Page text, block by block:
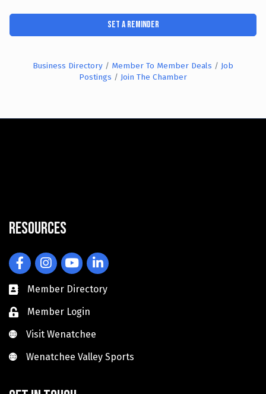
Set a Reminder
Business Directory Member To Member Deals
Job
Postings
Join The Chamber
Resources
FacebookInstagramYouTubeLinkedIn
Member Directory
Member Login
Visit Wenatchee
Visit Wenatchee
Wenatchee Valley Sports
Wenatchee Valley Sports